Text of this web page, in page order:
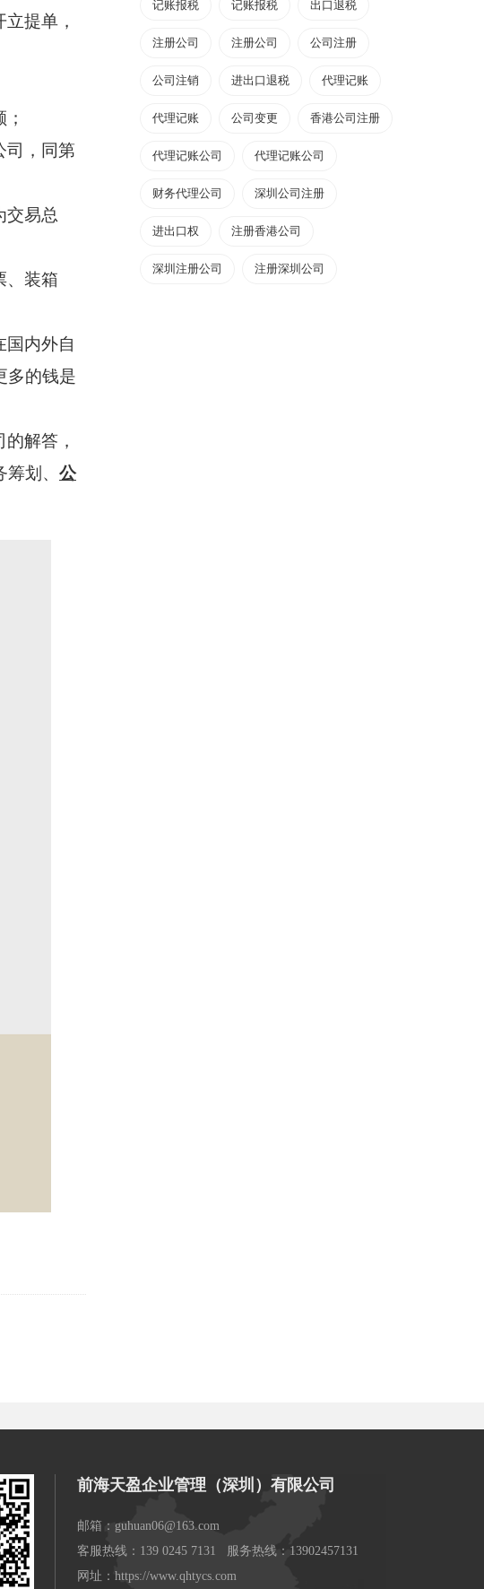
提单，
司，同第
交易总
、装箱
国内外自
多的钱是
解答，
划、 公
记账报税 记账报税 出口退税
注册公司 注册公司 公司注册
公司注销 进出口退税 代理记账
代理记账 公司变更 香港公司注册
代理记账公司 代理记账公司
财务代理公司 深圳公司注册
进出口权 注册香港公司
深圳注册公司 注册深圳公司
前海天盈企业管理（深圳）有限公司
邮箱：guhuan06@163.com
客服热线：139 0245 7131 服务热线：13902457131
网址：https://www.qhtycs.com